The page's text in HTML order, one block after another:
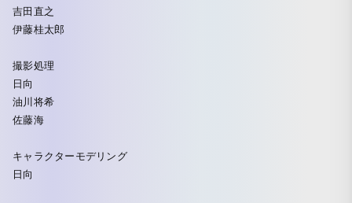
吉田直之
伊藤桂太郎
撮影処理
日向
油川将希
佐藤海
キャラクターモデリング
日向